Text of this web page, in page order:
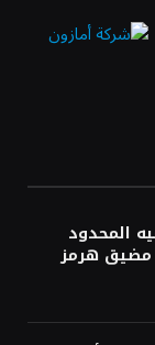
المحدود
مضيق هرمز